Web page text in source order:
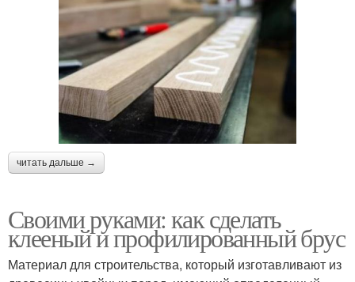
читать дальше →
Своими руками: как сделать
клееный и профилированный брус
Материал для строительства, который изготавливают из